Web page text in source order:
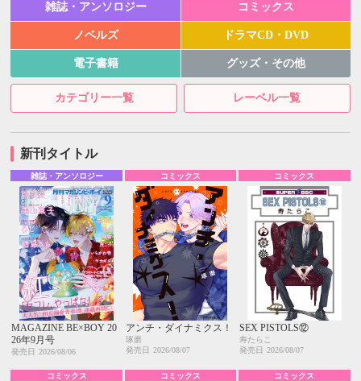
雑誌・アンソロジー コミックス
ノベルズ ドラマCD・DVD
電子書籍 グッズ・その他
カテゴリー一覧 レーベル一覧
新刊タイトル
雑誌・アンソロジー
MAGAZINE BE×BOY 20
26年9月号
発売日 2026/08/06
コミックス
アンチ・ダイナミクス！
琢磨
発売日
2026/08/07
コミックス
SEX PISTOLS⑫
寿たらこ
発売日
2026/08/07
コミックス コミックス コミックス